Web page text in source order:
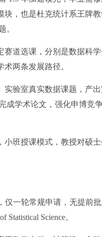
，也是杜克统计系王牌
。
道选课，分别是数据科学
两条发展路径。
验室真实数据课题，产出
学术论文，强化申博竞争
班授课模式，教授对硕士
一轮常规申请，无提前
Science。